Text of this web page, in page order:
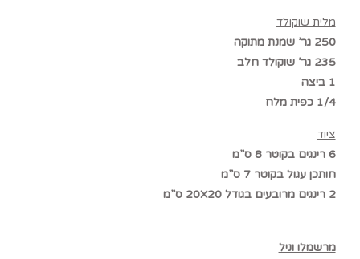
מלית שוקולד
250 גר’ שמנת מתוקה
235 גר’ שוקולד חלב
1 ביצה
1/4 כפית מלח
ציוד
6 רינגים בקוטר 8 ס”מ
חותכן עגול בקוטר 7 ס”מ
2 רינגים מרובעים בגודל 20X20 ס”מ
מרשמלו וניל